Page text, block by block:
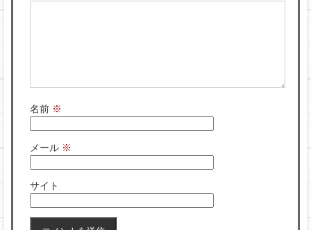
名前 ※
メール ※
サイト